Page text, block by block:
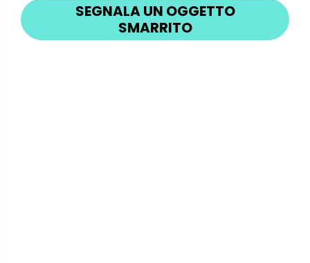
SEGNALA UN OGGETTO
SMARRITO